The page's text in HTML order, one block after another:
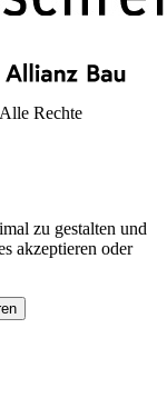
Rechte
zu gestalten und
akzeptieren oder